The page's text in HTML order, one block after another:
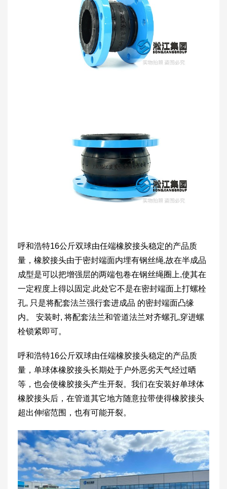
呼和浩特16公斤双球由任端橡胶接头稳定的产品质
量，橡胶接头由于密封端面内埋有钢丝绳,故在半成品
成型是可以把增强层的两端包卷在钢丝绳圈上,使其在
一定程度上得以固定.此处它不是在密封端面上打螺栓
孔, 只是将配套法兰强行套进成品 的密封端面凸缘
内。 安装时, 将配套法兰和管道法兰对齐螺孔,穿进螺
栓锁紧即可。
呼和浩特16公斤双球由任端橡胶接头稳定的产品质
量，单球体橡胶接头长期处于户外恶劣天气经过晒
等，也会使橡胶接头产生开裂。我们在安装好单球体
橡胶接头后，在管道其它地方随意拉带使得橡胶接头
超出伸缩范围，也有可能开裂。